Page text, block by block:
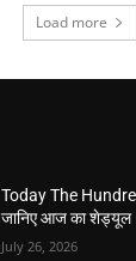
Load more
Today The
जानिए आज का शेड्यूल
July 26, 2026